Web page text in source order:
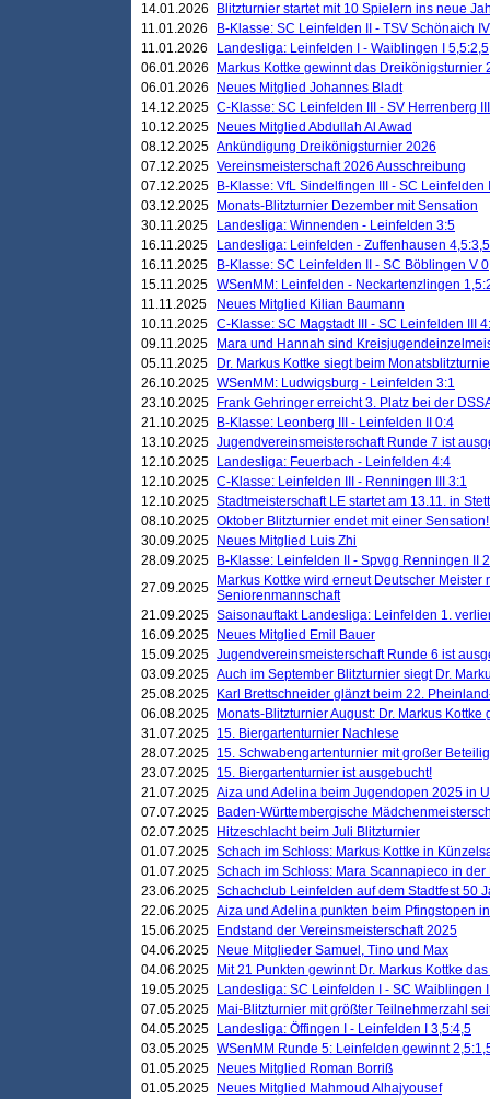
14.01.2026
Blitzturnier startet mit 10 Spielern ins neue
11.01.2026
B-Klasse: SC Leinfelden II - TSV Schönaich
11.01.2026
Landesliga: Leinfelden I - Waiblingen I 5,5:2,5
06.01.2026
Markus Kottke gewinnt das Dreikönigsturnier
06.01.2026
Neues Mitglied Johannes Bladt
14.12.2025 C-Klasse: SC Leinfelden III - SV Herrenberg
10.12.2025
Neues Mitglied Abdullah Al Awad
08.12.2025 Ankündigung Dreikönigsturnier 2026
07.12.2025 Vereinsmeisterschaft 2026 Ausschreibung
07.12.2025
B-Klasse: VfL Sindelfingen III - SC Leinfelden
03.12.2025
Monats-Blitzturnier Dezember mit Sensation
30.11.2025
Landesliga: Winnenden - Leinfelden 3:5
16.11.2025
Landesliga: Leinfelden - Zuffenhausen 4,5:3,5
16.11.2025
B-Klasse: SC Leinfelden II - SC Böblingen V
15.11.2025 WSenMM: Leinfelden - Neckartenzlingen
11.11.2025
Neues Mitglied Kilian Baumann
10.11.2025 C-Klasse: SC Magstadt III - SC Leinfelden III
09.11.2025
Mara und Hannah sind
05.11.2025
Dr. Markus Kottke siegt beim
26.10.2025 WSenMM: Ludwigsburg - Leinfelden 3:1
23.10.2025
Frank Gehringer erreicht 3. Platz bei der
21.10.2025
B-Klasse: Leonberg III - Leinfelden II 0:4
13.10.2025 Jugendvereinsmeisterschaft Runde 7 ist
12.10.2025
Landesliga: Feuerbach - Leinfelden 4:4
12.10.2025 C-Klasse: Leinfelden III - Renningen III 3:1
12.10.2025 Stadtmeisterschaft LE startet am 13.11. in
08.10.2025 Oktober Blitzturnier endet mit einer
30.09.2025
Neues Mitglied Luis Zhi
28.09.2025
B-Klasse: Leinfelden II - Spvgg Renningen II
27.09.2025
Markus Kottke wird erneut Deutscher Meister
Seniorenmannschaft
21.09.2025 Saisonauftakt Landesliga: Leinfelden 1.
16.09.2025
Neues Mitglied Emil Bauer
15.09.2025 Jugendvereinsmeisterschaft Runde 6 ist
03.09.2025 Auch im September Blitzturnier siegt Dr.
25.08.2025
Karl Brettschneider glänzt beim 22.
06.08.2025
Monats-Blitzturnier August: Dr. Markus Kottke
31.07.2025 15. Biergartenturnier Nachlese
28.07.2025 15. Schwabengartenturnier mit großer
23.07.2025 15. Biergartenturnier ist ausgebucht!
21.07.2025 Aiza und Adelina beim Jugendopen 2025 in
07.07.2025
Baden-Württembergische
02.07.2025
Hitzeschlacht beim Juli Blitzturnier
01.07.2025 Schach im Schloss: Markus Kottke in
01.07.2025 Schach im Schloss: Mara Scannapieco in der
23.06.2025 Schachclub Leinfelden auf dem Stadtfest 50
22.06.2025 Aiza und Adelina punkten beim Pfingstopen
15.06.2025
Endstand der Vereinsmeisterschaft 2025
04.06.2025
Neue Mitglieder Samuel, Tino und Max
04.06.2025
Mit 21 Punkten gewinnt Dr. Markus Kottke
19.05.2025
Landesliga: SC Leinfelden I - SC Waiblingen
07.05.2025
Mai-Blitzturnier mit größter Teilnehmerzahl
04.05.2025
Landesliga: Öffingen I - Leinfelden I 3,5:4,5
03.05.2025 WSenMM Runde 5: Leinfelden gewinnt
01.05.2025
Neues Mitglied Roman Borriß
01.05.2025
Neues Mitglied Mahmoud Alhajyousef